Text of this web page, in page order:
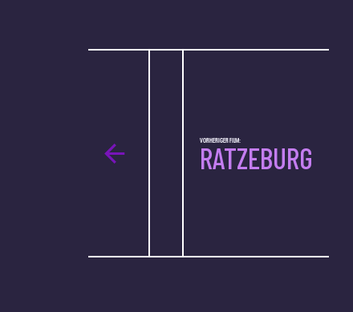
VORHERIGER FILM:
RATZEBURG